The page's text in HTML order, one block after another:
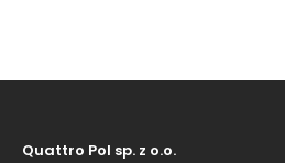
Quattro Pol sp. z o.o.